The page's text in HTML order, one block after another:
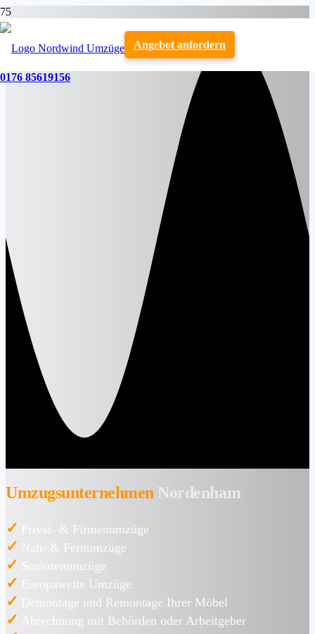
Angebot anfordern
0176 85619156
Umzugsunternehmen Nordenham
✓ Privat- & Firmenumzüge
✓ Nah- & Fernumzüge
✓ Seniorenumzüge
✓ Europaweite Umzüge
✓ Demontage und Remontage Ihrer Möbel
✓ Abrechnung mit Behörden oder Arbeitgeber